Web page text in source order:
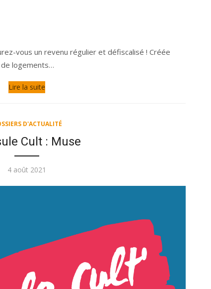
vous un revenu régulier et défiscalisé ! Créée
logements…
Lire la suite
D'ACTUALITÉ
Cult : Muse
Publié
4 août 2021